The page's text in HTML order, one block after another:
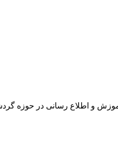
و اطلاع رسانی در حوزه